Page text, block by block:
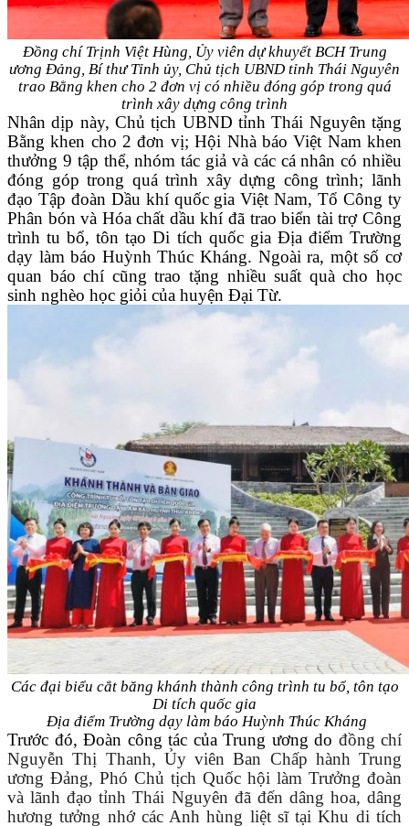
Đồng chí Trịnh Việt Hùng, Ủy viên dự khuyết BCH Trung
ương Đảng, Bí thư Tỉnh ủy, Chủ tịch UBND tỉnh Thái Nguyên
trao Bằng khen cho 2 đơn vị có nhiều đóng góp trong quá
trình xây dựng công trình
Nhân dịp này, Chủ tịch UBND tỉnh Thái Nguyên tặng
Bằng khen cho 2 đơn vị; Hội Nhà báo Việt Nam khen
thưởng 9 tập thể, nhóm tác giả và các cá nhân có nhiều
đóng góp trong quá trình xây dựng công trình; lãnh
đạo Tập đoàn Dầu khí quốc gia Việt Nam, Tổ Công ty
Phân bón và Hóa chất dầu khí đã trao biển tài trợ Công
trình tu bổ, tôn tạo Di tích quốc gia Địa điểm Trường
dạy làm báo Huỳnh Thúc Kháng. Ngoài ra, một số cơ
quan báo chí cũng trao tặng nhiều suất quà cho học
sinh nghèo học giỏi của huyện Đại Từ.
Các đại biểu cắt băng khánh thành công trình tu bổ, tôn tạo
Di tích quốc gia
Địa điểm Trường dạy làm báo Huỳnh Thúc Kháng
Trước đó, Đoàn công tác của Trung ương do đồng chí
Nguyễn Thị Thanh, Ủy viên Ban Chấp hành Trung
ương Đảng, Phó Chủ tịch Quốc hội làm Trưởng đoàn
và lãnh đạo tỉnh Thái Nguyên đã đến dâng hoa, dâng
hương tưởng nhớ các Anh hùng liệt sĩ tại Khu di tích